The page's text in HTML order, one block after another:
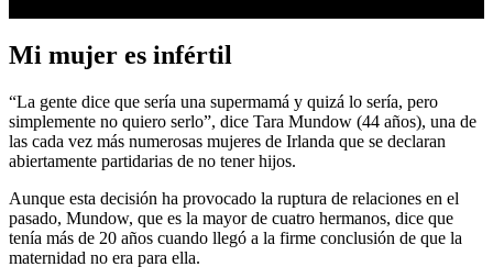
Mi mujer es infértil
“La gente dice que sería una supermamá y quizá lo sería, pero
simplemente no quiero serlo”, dice Tara Mundow (44 años), una de
las cada vez más numerosas mujeres de Irlanda que se declaran
abiertamente partidarias de no tener hijos.
Aunque esta decisión ha provocado la ruptura de relaciones en el
pasado, Mundow, que es la mayor de cuatro hermanos, dice que
tenía más de 20 años cuando llegó a la firme conclusión de que la
maternidad no era para ella.